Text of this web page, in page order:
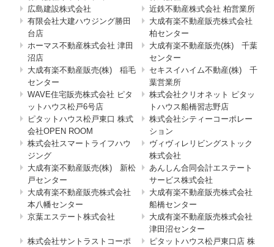
広島建設株式会社
近鉄不動産株式会社 柏営業所
有限会社大建ハウジング勝田
台店
大成有楽不動産販売株式会社
柏センター
ホーマス不動産株式会社 津田
沼店
大成有楽不動産販売(株) 千葉
センター
大成有楽不動産販売(株) 稲毛
センター
セキスイハイム不動産(株) 千
葉営業所
WAVE住宅販売株式会社 ピタ
ットハウス松戸6号店
株式会社クリオネット ピタッ
トハウス船橋習志野店
ピタットハウス松戸東口 株式
会社OPEN ROOM
株式会社シティーコーポレー
ション
株式会社スマートライフハウ
ジング
ヴィヴィレリビングストック
株式会社
大成有楽不動産販売(株) 新松
戸センター
あんしん合同会計エステート
サービス株式会社
大成有楽不動産販売株式会社
本八幡センター
大成有楽不動産販売株式会社
船橋センター
京葉エステート株式会社
大成有楽不動産販売株式会社
津田沼センター
株式会社サントラストコーポ
ピタットハウス松戸東口店 株